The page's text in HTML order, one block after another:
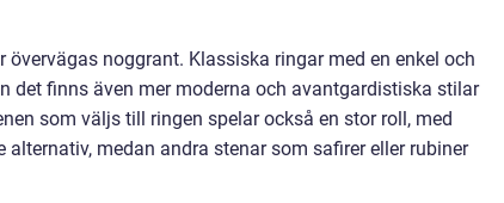
noggrant. Klassiska ringar med en enkel och
det finns även mer moderna och avantgardistiska stilar
som väljs till ringen spelar också en stor roll, med
medan andra stenar som safirer eller rubiner